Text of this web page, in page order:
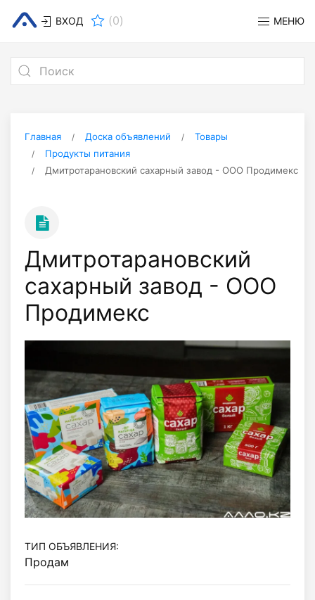
ВХОД (0) МЕНЮ
Главная Доска объявлений
Товары
Продукты питания
Дмитротарановский сахарный завод - ООО Продимекс
Дмитротарановский
сахарный завод - ООО
Продимекс
ТИП ОБЪЯВЛЕНИЯ:
Продам